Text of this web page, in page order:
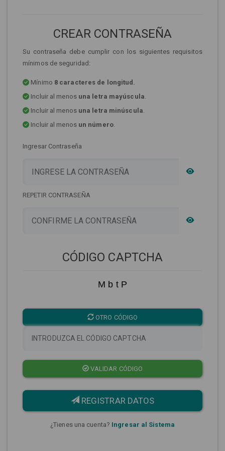
CREAR CONTRASEÑA
Su contraseña debe cumplir con los siguientes requisitos
mínimos de seguridad:
Mínimo 8 caracteres de longitud.
Incluir al menos una letra mayúscula.
Incluir al menos una letra minúscula.
Incluir al menos un número.
Ingresar Contraseña
REPETIR CONTRASEÑA
CÓDIGO CAPTCHA
M b t P
OTRO CÓDIGO
VALIDAR CÓDIGO
REGISTRAR DATOS
¿Tienes una cuenta? Ingresar al Sistema